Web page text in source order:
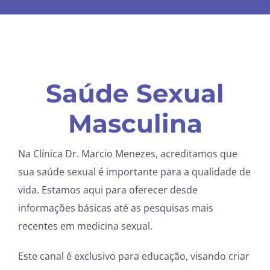
Saúde Sexual
Masculina
Na Clínica Dr. Marcio Menezes, acreditamos que
sua saúde sexual é importante para a qualidade de
vida. Estamos aqui para oferecer desde
informações básicas até as pesquisas mais
recentes em medicina sexual.
Este canal é exclusivo para educação, visando criar